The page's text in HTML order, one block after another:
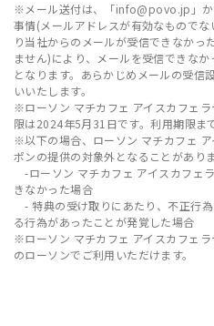
※メール送付は、「info@povo.jp」か
事情(メールアドレスが有効なもので
り当社からのメールが受信できなかっ
ません)により、メールを受信できな
となります。あらかじめメールの受信
いいたします。
※ローソン マチカフェ アイスカフェ
限は2024年5月31日です。利用期限ま
※以下の場合、ローソン マチカフェ
ポンの提供の対象外となることがありま
-ローソン マチカフェ アイスカフェ
きなかった場合
- 特典の受け取りにあたり、不正行
る行為があったことが発覚した場合
※ローソン マチカフェ アイスカフェ
のローソンでご利用いただけます。